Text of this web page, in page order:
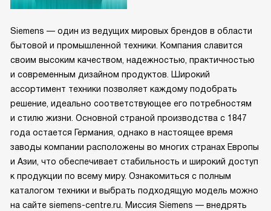
Siemens — один из ведущих мировых брендов в области
бытовой и промышленной техники. Компания славится
своим высоким качеством, надежностью, практичностью
и современным дизайном продуктов. Широкий
ассортимент техники позволяет каждому подобрать
решение, идеально соответствующее его потребностям
и стилю жизни. Основной страной производства с 1847
года остается Германия, однако в настоящее время
заводы компании расположены во многих странах Европы
и Азии, что обеспечивает стабильность и широкий доступ
к продукции по всему миру. Ознакомиться с полным
каталогом техники и выбрать подходящую модель можно
на сайте siemens-centre.ru. Миссия Siemens — внедрять